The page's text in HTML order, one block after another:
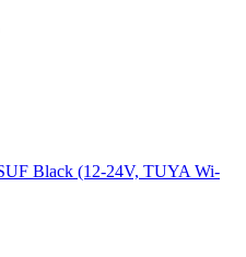
Black (12-24V, TUYA Wi-